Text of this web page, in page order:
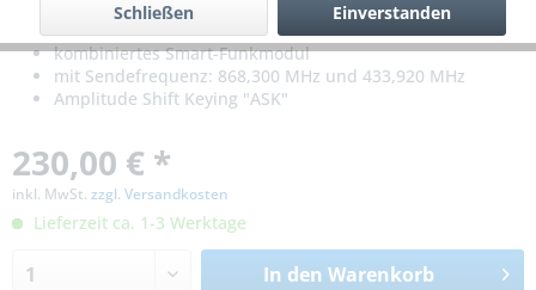
kombiniertes Smart-Funkmodul
mit Sendefrequenz: 868,300 MHz und 433,920 MHz
Amplitude Shift Keying "ASK"
230,00 € *
inkl. MwSt. zzgl. Versandkosten
Lieferzeit ca. 1-3 Werktage
In den Warenkorb
Einverstanden
Schließen